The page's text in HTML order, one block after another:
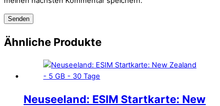
Ähnliche Produkte
Neuseeland: ESIM Startkarte: New